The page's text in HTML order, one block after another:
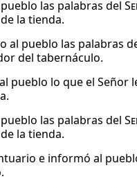
las palabras del
la tienda.
al pueblo las palabras
del tabernáculo.
pueblo lo que el Señor
las palabras del
la tienda.
e informó al